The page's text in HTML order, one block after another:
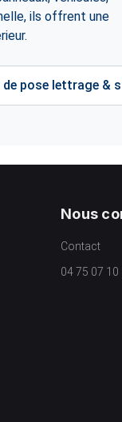
ils offrent une
de pose lettrage &
Nous
Contact
04 75 07 10